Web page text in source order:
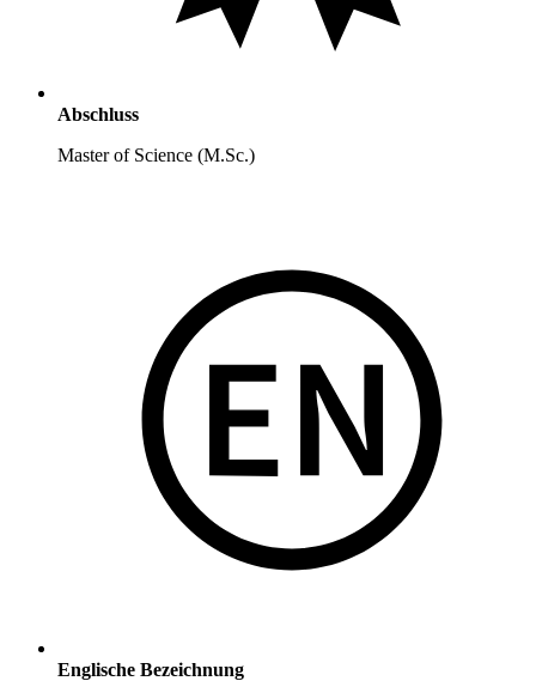
Abschluss
Master of Science (M.Sc.)
Englische Bezeichnung